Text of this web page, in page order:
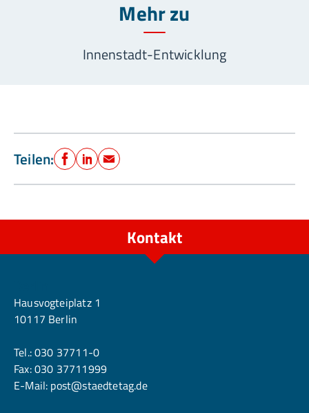
Mehr zu
Innenstadt-Entwicklung
Teilen: Facebook
LinkedIn
E-Mail
Kontakt
Hausvogteiplatz 1
10117 Berlin
Tel.:030 37711-0
Fax: 030 37711999
E-Mail: post@staedtetag.de